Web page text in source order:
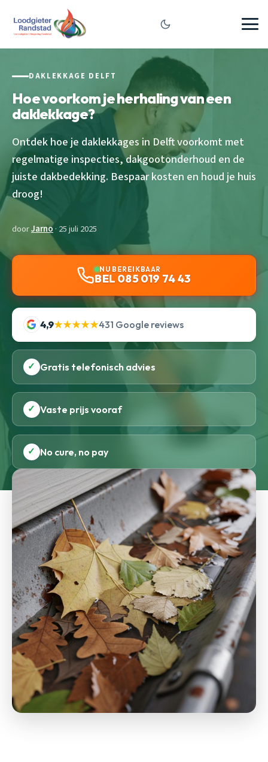
DAKLEKKAGE DELFT
Hoe voorkom je herhaling van een
daklekkage?
Ontdek hoe je daklekkages in Delft voorkomt met
regelmatige inspecties, dakgootonderhoud en de
juiste dakbedekking. Bespaar kosten en houd je huis
droog!
doorJarno· 25 juli 2025
NU BEREIKBAAR
BEL 085 019 74 43
4,9★★★★★431 Google reviews
✓ Gratis telefonisch advies
✓ Vaste prijs vooraf
✓ No cure, no pay